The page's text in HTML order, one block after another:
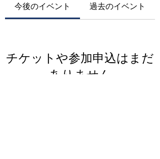
今後のイベント 過去のイベント
チケットや参加申込はまだ
ありません